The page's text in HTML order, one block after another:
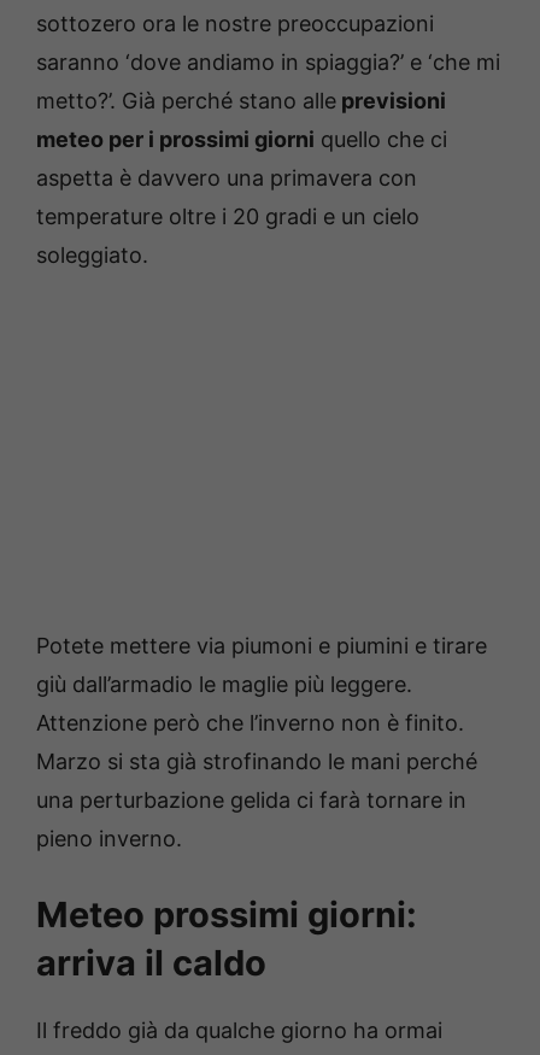
sottozero ora le nostre preoccupazioni
saranno ‘dove andiamo in spiaggia?’ e ‘che mi
metto?’. Già perché stano alle previsioni
meteo per i prossimi giorni quello che ci
aspetta è davvero una primavera con
temperature oltre i 20 gradi e un cielo
soleggiato.
Potete mettere via piumoni e piumini e tirare
giù dall’armadio le maglie più leggere.
Attenzione però che l’inverno non è finito.
Marzo si sta già strofinando le mani perché
una perturbazione gelida ci farà tornare in
pieno inverno.
Meteo prossimi giorni:
arriva il caldo
Il freddo già da qualche giorno ha ormai